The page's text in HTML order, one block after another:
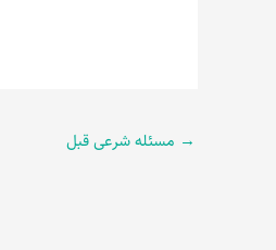
→ مسئله شرعی قبل